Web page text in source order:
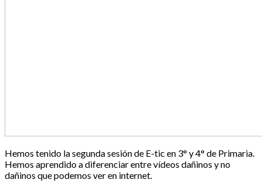
Hemos tenido la segunda sesión de E-tic en 3° y 4° de Primaria.
Hemos aprendido a diferenciar entre vídeos dañinos y no
dañinos que podemos ver en internet.